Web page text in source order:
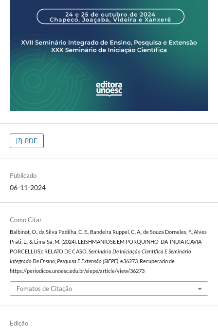
PDF
Publicado
06-11-2024
Como Citar
Balbinot, O., da Silva Padilha, C. E., Bandeira Ruppel, C. A., de Souza Dorneles, F., Alves
Prati, L., & Lima Sá, M. (2024). LEISHMANIOSE EM PORQUINHO-DA-ÍNDIA (CAVIA
PORCELLUS): RELATO DE CASO.Seminário De Iniciação Científica E Seminário
Integrado De Ensino, Pesquisa E Extensão (SIEPE), e36273. Recuperado de
https://periodicos.unoesc.edu.br/siepe/article/view/36273
Fomatos de Citação
Edição